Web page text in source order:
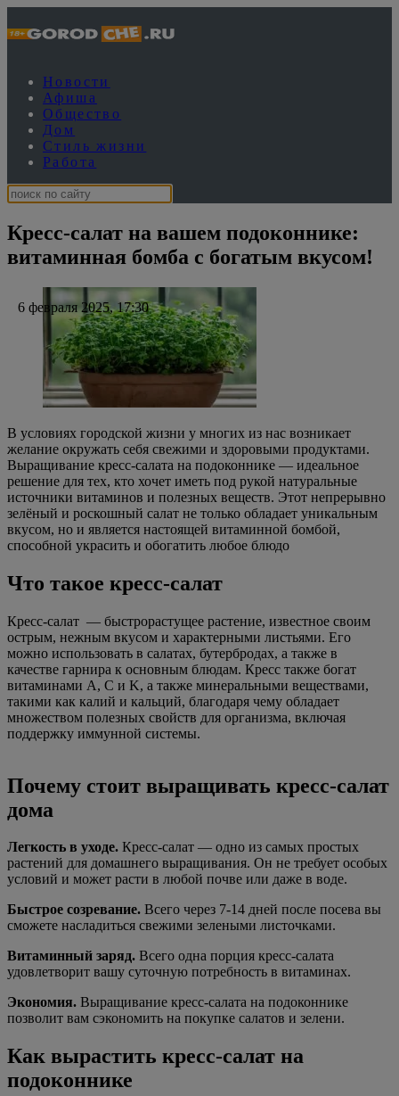
Новости
Афиша
Общество
Дом
Стиль жизни
Работа
Кресс-салат на вашем подоконнике:
витаминная бомба с богатым вкусом!
6 февраля 2025, 17:30
В условиях городской жизни у многих из нас возникает
желание окружать себя свежими и здоровыми продуктами.
Выращивание кресс-салата на подоконнике — идеальное
решение для тех, кто хочет иметь под рукой натуральные
источники витаминов и полезных веществ. Этот непрерывно
зелёный и роскошный салат не только обладает уникальным
вкусом, но и является настоящей витаминной бомбой,
способной украсить и обогатить любое блюдо
Что такое кресс-салат
Кресс-салат — быстрорастущее растение, известное своим
острым, нежным вкусом и характерными листьями. Его
можно использовать в салатах, бутербродах, а также в
качестве гарнира к основным блюдам. Кресс также богат
витаминами A, C и K, а также минеральными веществами,
такими как калий и кальций, благодаря чему обладает
множеством полезных свойств для организма, включая
поддержку иммунной системы.
Почему стоит выращивать кресс-салат
дома
Легкость в уходе. Кресс-салат — одно из самых простых
растений для домашнего выращивания. Он не требует особых
условий и может расти в любой почве или даже в воде.
Быстрое созревание. Всего через 7-14 дней после посева вы
сможете насладиться свежими зелеными листочками.
Витаминный заряд. Всего одна порция кресс-салата
удовлетворит вашу суточную потребность в витаминах.
Экономия. Выращивание кресс-салата на подоконнике
позволит вам сэкономить на покупке салатов и зелени.
Как вырастить кресс-салат на
подоконнике